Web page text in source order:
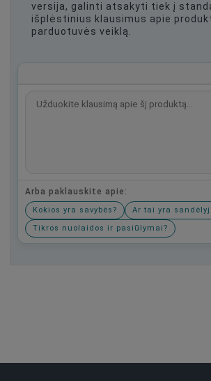
versija, galinti atsakyti tiek į
išplėstinius klausimus apie
parduotuvės veiklą.
Arba paklauskite apie:
Kokios yra savybės?
Ar tai yra
Tikros nuolaidos ir pasiūlymai?